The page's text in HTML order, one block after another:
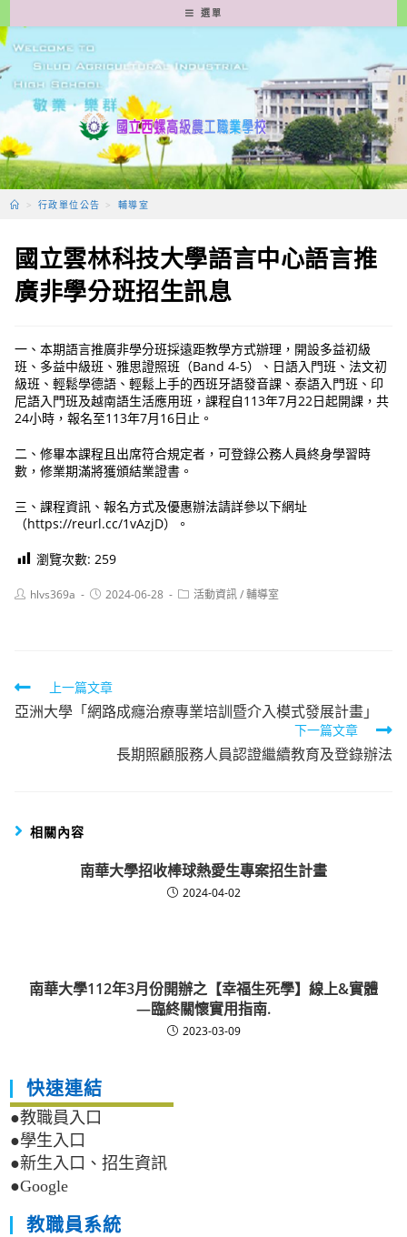
轉
至
要
容
選單
> 行政單位公告 > 輔導室
國立雲林科技大學語言中心語言推
廣非學分班招生訊息
一、本期語言推廣非學分班採遠距教學方式辦理，開設多益初級
班、多益中級班、雅思證照班（Band 4-5）、日語入門班、法文初
級班、輕鬆學德語、輕鬆上手的西班牙語發音課、泰語入門班、印
尼語入門班及越南語生活應用班，課程自113年7月22日起開課，共
24小時，報名至113年7月16日止。
二、修畢本課程且出席符合規定者，可登錄公務人員終身學習時
數，修業期滿將獲頒結業證書。
三、課程資訊、報名方式及優惠辦法請詳參以下網址
（https://reurl.cc/1vAzjD）。
瀏覽次數: 259
Posthlvs369a
Post2024-06-28
Post活動資訊/輔導室
Read
more
上一篇文章
亞洲大學「網路成癮治療專業培訓暨介入模式發展計畫」
下一篇文章
長期照顧服務人員認證繼續教育及登錄辦法
相關內容
南華大學招收棒球熱愛生專案招生計畫
2024-04-02
南華大學112年3月份開辦之【幸福生死學】線上&實體
—臨終關懷實用指南.
2023-03-09
快速連結
●教職員入口
●學生入口
●新生入口、招生資訊
●Google
教職員系統